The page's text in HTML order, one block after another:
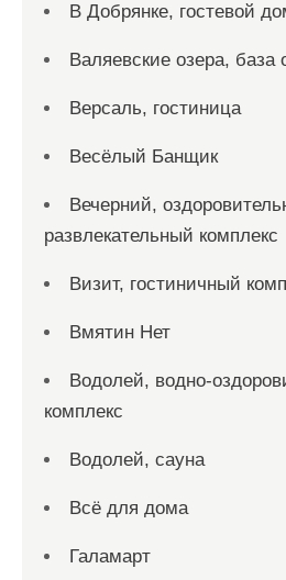
В Добрянке, гостевой
Валяевские озера, база
Версаль, гостиница
Весёлый Банщик
Вечерний,
развлекательный комплекс
Визит, гостиничный
Вмятин Нет
Водолей, водно-
комплекс
Водолей, сауна
Всё для дома
Галамарт